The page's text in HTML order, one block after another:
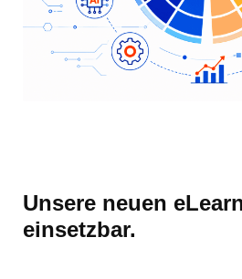
Unsere neuen
einsetzbar.